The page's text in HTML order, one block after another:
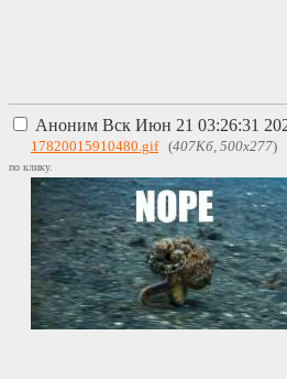
Аноним Вск Июн 21 03:26:31
17820015910480.gif(407Кб, 500x277)
по клику.